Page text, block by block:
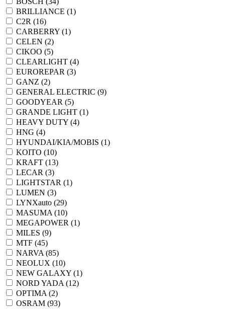
BRILLIANCE (1)
C2R (16)
CARBERRY (1)
CELEN (2)
CIKOO (5)
CLEARLIGHT (4)
EUROREPAR (3)
GANZ (2)
GENERAL ELECTRIC (9)
GOODYEAR (5)
GRANDE LIGHT (1)
HEAVY DUTY (4)
HNG (4)
HYUNDAI/KIA/MOBIS (1)
KOITO (10)
KRAFT (13)
LECAR (3)
LIGHTSTAR (1)
LUMEN (3)
LYNXauto (29)
MASUMA (10)
MEGAPOWER (1)
MILES (9)
MTF (45)
NARVA (85)
NEOLUX (10)
NEW GALAXY (1)
NORD YADA (12)
OPTIMA (2)
OSRAM (93)